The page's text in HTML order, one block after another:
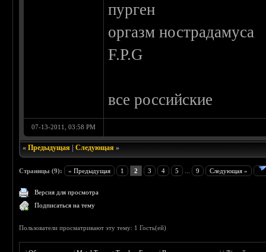
пурген
оргазм нострадамуса
F.P.G
все российские
07-13-2011, 03:58 PM
«Предыдущая |Следующая »
Страницы (9): « Предыдущая 1 2 3 4 5 9 Следующая »
Версия для просмотра
Подписаться на тему
Пользователи просматривают эту тему: 1 Гость(ей)